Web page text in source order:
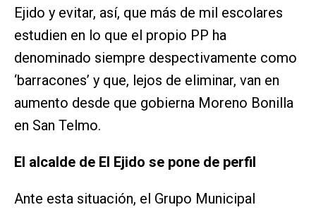
Ejido y evitar, así, que más de mil escolares
estudien en lo que el propio PP ha
denominado siempre despectivamente como
‘barracones’ y que, lejos de eliminar, van en
aumento desde que gobierna Moreno Bonilla
en San Telmo.
El alcalde de El Ejido se pone de perfil
Ante esta situación, el Grupo Municipal